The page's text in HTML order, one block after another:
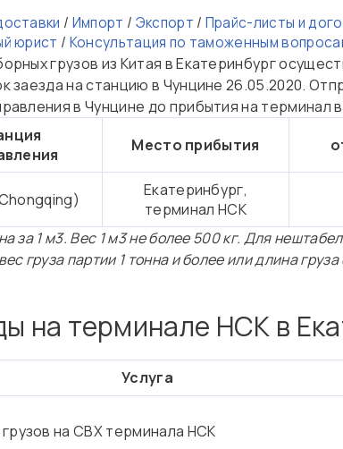
/ Импорт / Экспорт / Прайс-листы и
юрист / Консультация по таможенным
грузов из Китая в Екатеринбург
заезда на станцию в Чунцине 26.05.2020.
в Чунцине до прибытия на терминал
Место прибытия
Екатеринбург,
терминал НСК
за 1 м3. Вес 1 м3 не более 500 кг. Для
груза партии 1 тонна и более или длина
на терминале НСК в
Услуга
на СВХ терминала НСК